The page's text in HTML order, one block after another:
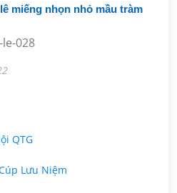
miếng nhọn nhỏ mầu tràm
028
QTG
Lưu Niệm